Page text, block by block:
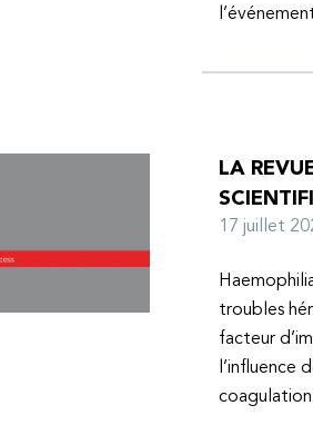
LA
17 juillet
troubles
facteur
l’influence